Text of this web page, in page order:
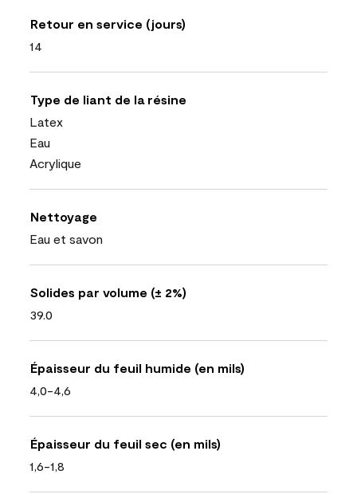
Retour en service (jours)
14
Type de liant de la résine
Latex
Eau
Acrylique
Nettoyage
Eau et savon
Solides par volume (± 2%)
39.0
Épaisseur du feuil humide (en mils)
4,0-4,6
Épaisseur du feuil sec (en mils)
1,6-1,8